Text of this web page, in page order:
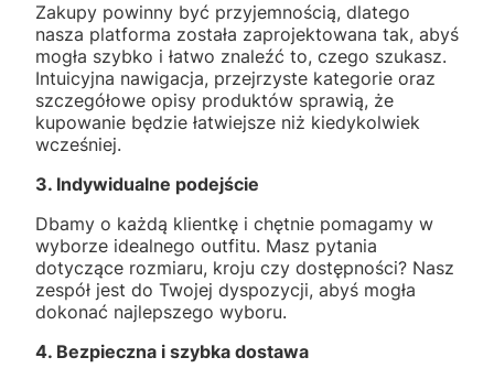
Zakupy powinny być przyjemnością, dlatego
nasza platforma została zaprojektowana tak, abyś
mogła szybko i łatwo znaleźć to, czego szukasz.
Intuicyjna nawigacja, przejrzyste kategorie oraz
szczegółowe opisy produktów sprawią, że
kupowanie będzie łatwiejsze niż kiedykolwiek
wcześniej.
3. Indywidualne podejście
Dbamy o każdą klientkę i chętnie pomagamy w
wyborze idealnego outfitu. Masz pytania
dotyczące rozmiaru, kroju czy dostępności? Nasz
zespół jest do Twojej dyspozycji, abyś mogła
dokonać najlepszego wyboru.
4. Bezpieczna i szybka dostawa